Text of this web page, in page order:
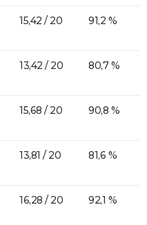
15,42 / 20 91,2 %
13,42 / 20 80,7 %
15,68 / 20 90,8 %
13,81 / 20 81,6 %
16,28 / 20 92,1 %